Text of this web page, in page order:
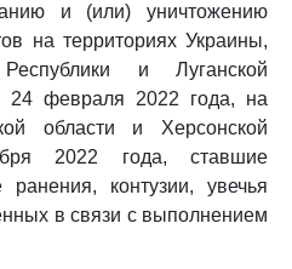
и (или) уничтожению
на территориях Украины,
и Луганской
24 февраля 2022 года, на
области и Херсонской
2022 года, ставшие
ранения, контузии, увечья
в связи с выполнением